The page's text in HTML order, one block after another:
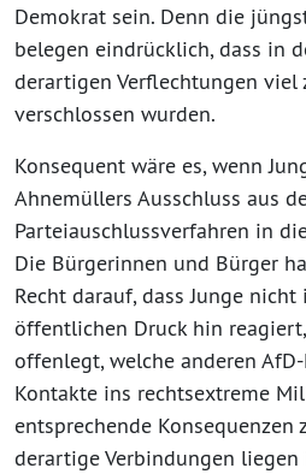
Demokrat sein. Denn die
belegen eindrücklich, dass in
derartigen Verflechtungen viel
verschlossen wurden.
Konsequent wäre es, wenn
Ahnemüllers Ausschluss aus
Parteiauschlussverfahren in
Die Bürgerinnen und Bürger
Recht darauf, dass Junge
öffentlichen Druck hin
offenlegt, welche anderen
Kontakte ins rechtsextreme
entsprechende Konsequenzen
derartige Verbindungen liegen